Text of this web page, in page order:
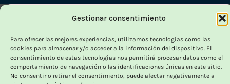
Gestionar consentimiento
Para ofrecer las mejores experiencias, utilizamos tecnologías como las
cookies para almacenar y/o acceder a la información del dispositivo. El
consentimiento de estas tecnologías nos permitirá procesar datos como el
comportamiento de navegación o las identificaciones únicas en este sitio.
No consentir o retirar el consentimiento, puede afectar negativamente a
Delivery
OUTLET VORPC